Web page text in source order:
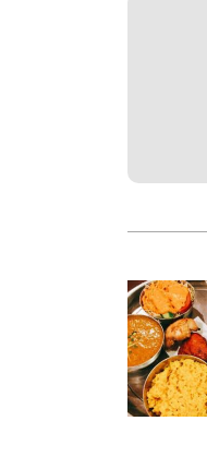
ディ
まず
内容
ライス
シーに
デザ
した。
単品で
結局、
店内で